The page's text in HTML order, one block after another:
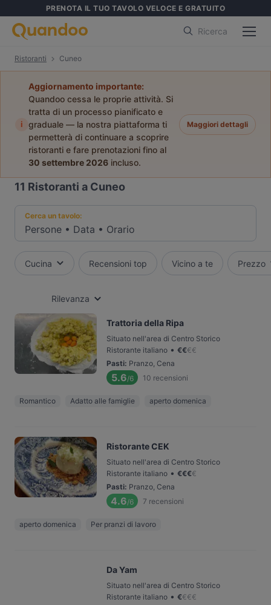
PRENOTA IL TUO TAVOLO VELOCE E GRATUITO
Ricerca
Ristoranti Cuneo
i
Aggiornamento importante:
Quandoo cessa le proprie attività. Si
tratta di un processo pianificato e
graduale — la nostra piattaforma ti
permetterà di continuare a scoprire
ristoranti e fare prenotazioni fino al
30 settembre 2026 incluso.
Maggiori dettagli
11 Ristoranti a Cuneo
Cerca un tavolo:
Persone • Data • Orario
Cucina Recensioni top Vicino a te Prezzo
Rilevanza
Trattoria della Ripa
Situato nell'area di Centro Storico
Ristorante italiano • €€€€
Pasti: Pranzo, Cena
5.6/6 10 recensioni
Romantico Adatto alle famiglie aperto domenica
Ristorante CEK
Situato nell'area di Centro Storico
Ristorante italiano • €€€€
Pasti: Pranzo, Cena
4.6/6 7 recensioni
aperto domenica Per pranzi di lavoro
Da Yam
Situato nell'area di Centro Storico
Ristorante italiano • €€€€